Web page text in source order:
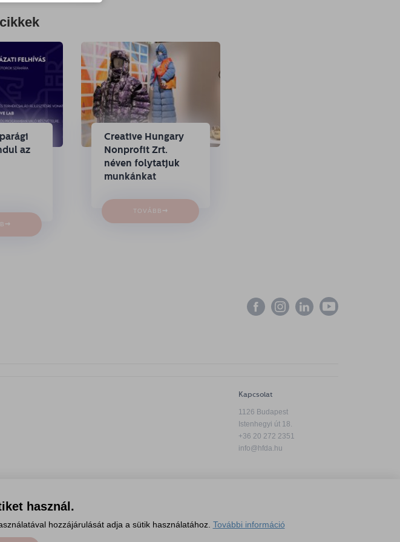
az
→
Creative Hungary
Nonprofit Zrt.
néven folytatjuk
munkánkat
TOVÁBB →
Kapcsolat
1126 Budapest
Istenhegyi út 18.
+36 20 272 2351
info@hfda.hu
használ.
hozzájárulását adja a sütik használatához. További információ